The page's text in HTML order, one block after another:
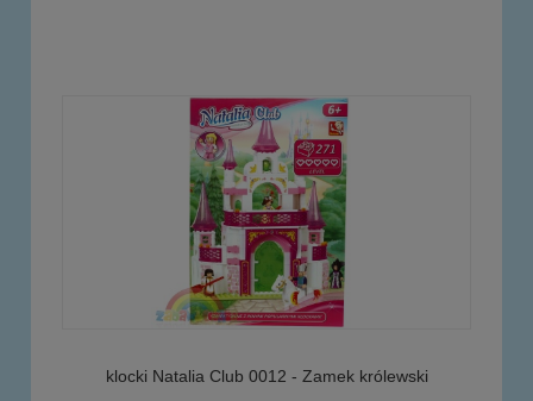
klocki Natalia Club 0012 - Zamek królewski